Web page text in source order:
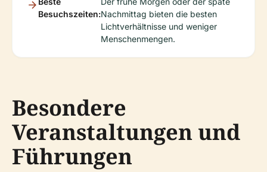
Besuchszeiten:Nachmittag bieten die besten
Lichtverhältnisse und weniger
Menschenmengen.
Besondere
Veranstaltungen und
Führungen